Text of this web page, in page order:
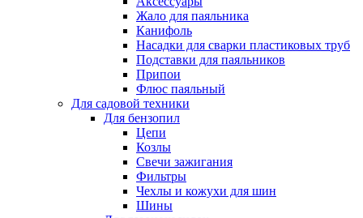
Жало для паяльника
Канифоль
Насадки для сварки пластиковых труб
Подставки для паяльников
Припои
Флюс паяльный
Для садовой техники
Для бензопил
Цепи
Козлы
Свечи зажигания
Фильтры
Чехлы и кожухи для шин
Шины